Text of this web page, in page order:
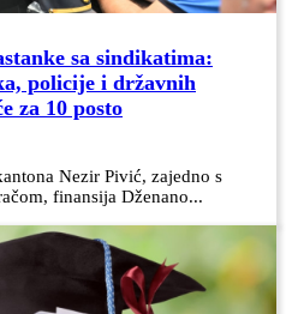
sa sindikatima:
policije i državnih
za 10 posto
Nezir Pivić, zajedno s
finansija Dženano...